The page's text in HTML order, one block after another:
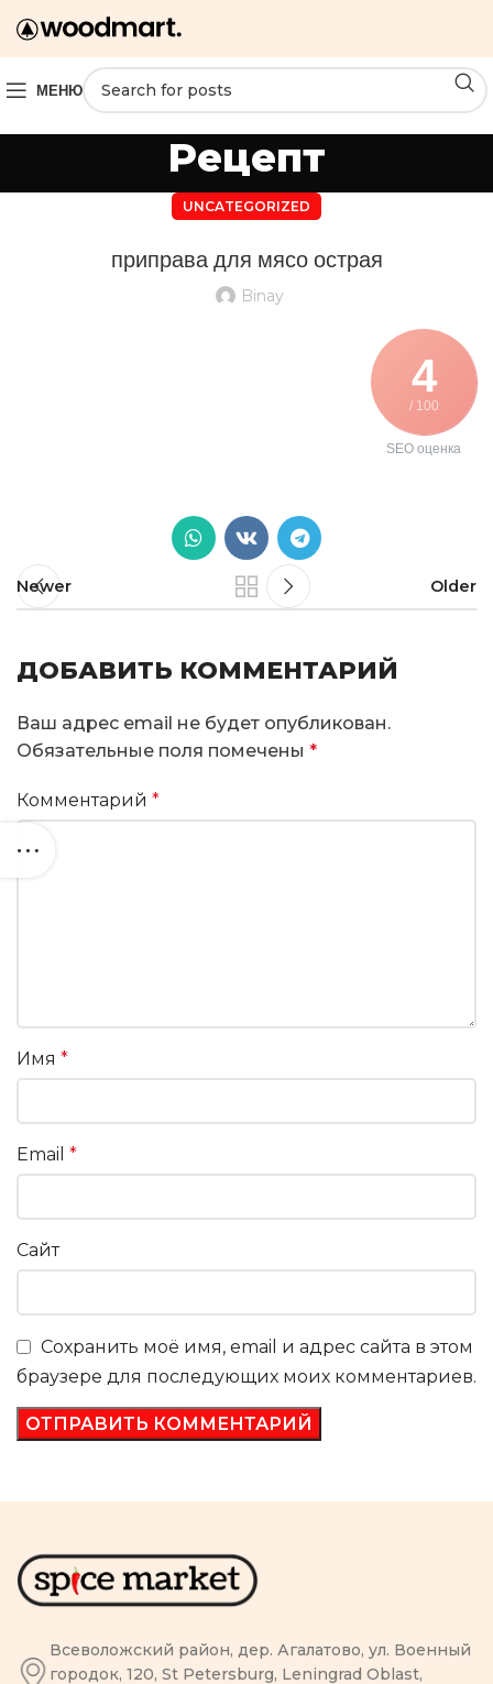
МЕНЮ
Рецепт
UNCATEGORIZED
приправа для мясо острая
Binay
4
/ 100
SEO оценка
Newer Older
ДОБАВИТЬ КОММЕНТАРИЙ
Ваш адрес email не будет опубликован.
Обязательные поля помечены *
Комментарий *
Имя *
Email *
Сайт
Сохранить моё имя, email и адрес сайта в этом
браузере для последующих моих комментариев.
Всеволожский район, дер. Агалатово, ул. Военный
городок, 120, St Petersburg, Leningrad Oblast,